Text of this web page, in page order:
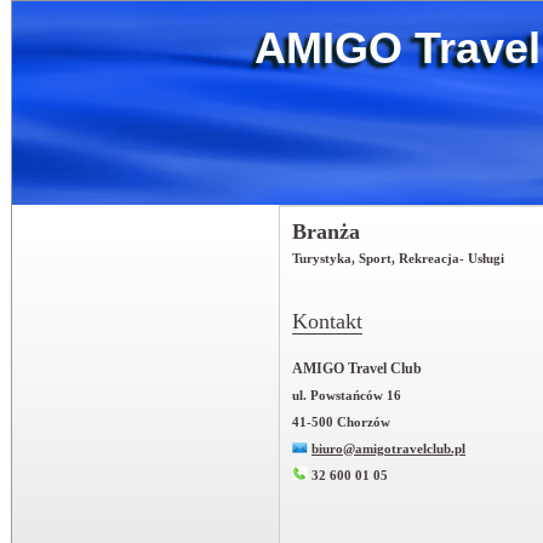
AMIGO
Branża
Turystyka, Sport, Rekreacja- Usługi
Kontakt
AMIGO Travel Club
ul. Powstańców 16
41-500 Chorzów
biuro@amigotravelclub.pl
32 600 01 05